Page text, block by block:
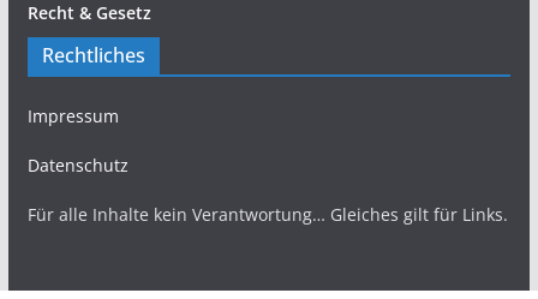
Recht & Gesetz
Rechtliches
Impressum
Datenschutz
Für alle Inhalte kein Verantwortung… Gleiches gilt für Links.